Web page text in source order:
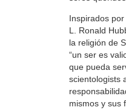
Inspirados
L. Ronald
la religión de
“un ser es
que pueda
scientologists
mismos y sus